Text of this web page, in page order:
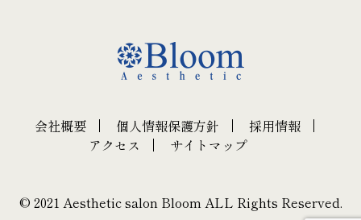
会社概要 個人情報保護方針
採用情報
アクセス
サイトマップ
© 2021 Aesthetic salon Bloom ALL Rights Reserved.